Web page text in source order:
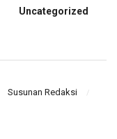
Uncategorized
Susunan Redaksi